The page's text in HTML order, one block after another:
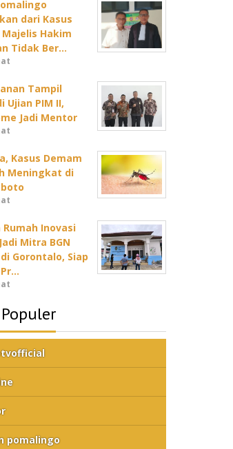
dari Kasus
Majelis Hakim
Tidak Ber…
Tampil
Ujian PIM II,
Jadi Mentor
Kasus Demam
Meningkat di
Rumah Inovasi
Mitra BGN
Gorontalo, Siap
pomalingo